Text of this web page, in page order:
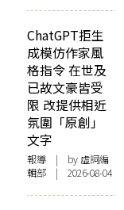
ChatGPT拒生
成模仿作家風
格指令 在世及
已故文豪皆受
限 改提供相近
氛圍「原創」
文字
報導 | by 虛詞編
輯部 | 2026-08-04